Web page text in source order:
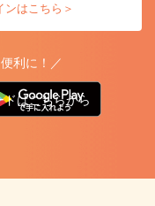
ンはこちら＞
利に！／
はこちらから